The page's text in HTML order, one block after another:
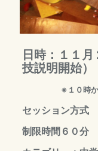
日時：１１
技説明開始）
※１０時から
セッション方
制限時間６０